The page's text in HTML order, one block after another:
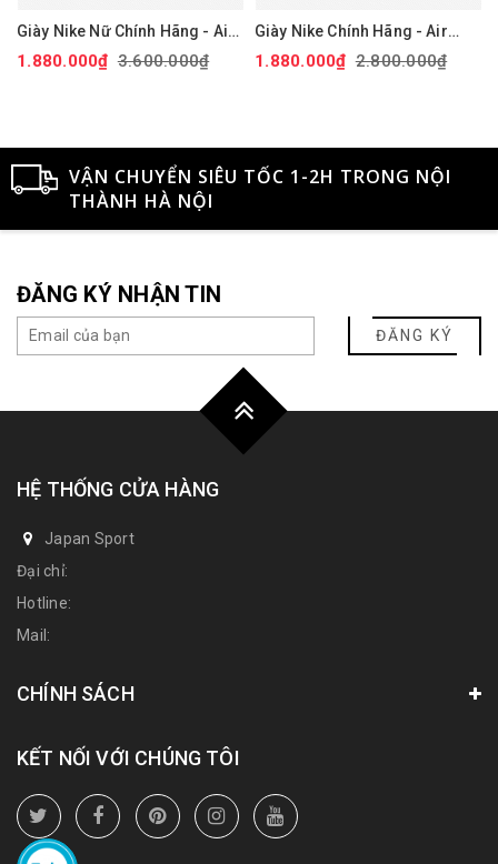
Giày Nike Nữ Chính Hãng - Air
Force 1 '07 Next Nature - Màu
hồng | JapanSport DV3808-
1.880.000₫ 3.600.000₫
Giày Nike Chính Hãng - Air
Force 1 GS 'White Black' -
Đen/trắng/vàng | JapanSport
1.880.000₫ 2.800.000₫
VẬN CHUYỂN SIÊU TỐC 1-2H TRONG NỘI
THÀNH HÀ NỘI
ĐĂNG KÝ NHẬN TIN
ĐĂNG KÝ
HỆ THỐNG CỬA HÀNG
Japan Sport
Đại chỉ:
Hotline:
Mail:
CHÍNH SÁCH
KẾT NỐI VỚI CHÚNG TÔI